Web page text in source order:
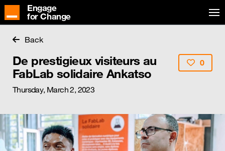
Engage
for Change
Back
De prestigieux visiteurs au
FabLab solidaire Ankatso
Thursday, March 2, 2023
0